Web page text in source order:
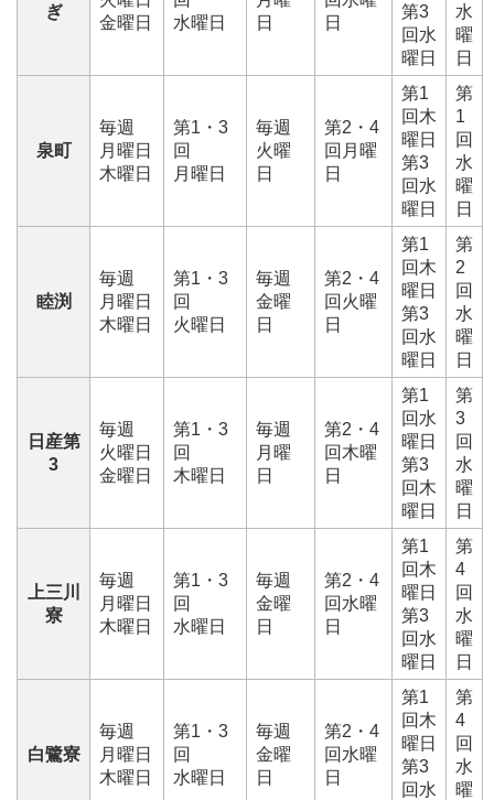
ぎ
金曜日
水曜日
日
日
第3
回水
曜日
水
曜
日
泉町
毎週
月曜日
木曜日
第1・3
回
月曜日
毎週
火曜
日
第2・4
回月曜
日
第1
回木
曜日
第3
回水
曜日
第
1
回
水
曜
日
睦渕
毎週
月曜日
木曜日
第1・3
回
火曜日
毎週
金曜
日
第2・4
回火曜
日
第1
回木
曜日
第3
回水
曜日
第
2
回
水
曜
日
日産第
3
毎週
火曜日
金曜日
第1・3
回
木曜日
毎週
月曜
日
第2・4
回木曜
日
第1
回水
曜日
第3
回木
曜日
第
3
回
水
曜
日
上三川
寮
毎週
月曜日
木曜日
第1・3
回
水曜日
毎週
金曜
日
第2・4
回水曜
日
第1
回木
曜日
第3
回水
曜日
第
4
回
水
曜
日
白鷺寮
毎週
月曜日
木曜日
第1・3
回
水曜日
毎週
金曜
日
第2・4
回水曜
日
第1
回木
曜日
第3
回水
第
4
回
水
曜